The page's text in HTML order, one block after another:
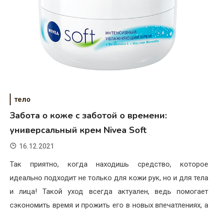
тело
Забота о коже с заботой о времени:
универсальный крем Nivea Soft
16.12.2021
Так приятно, когда находишь средство, которое
идеально подходит не только для кожи рук, но и для тела
и лица! Такой уход всегда актуален, ведь помогает
сэкономить время и прожить его в новых впечатлениях, а